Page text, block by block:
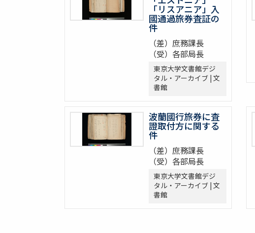
「リスアニア」入
國通過旅券査証の
件
（差）庶務課長
（受）各部局長
東京大学文書館デジ
タル・アーカイブ | 文
書館
波蘭國行旅券に査
證取付方に関する
件
（差）庶務課長
（受）各部局長
東京大学文書館デジ
タル・アーカイブ | 文
書館